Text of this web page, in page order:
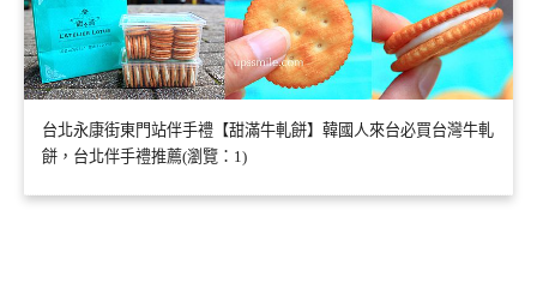
台北永康街東門站伴手禮【甜滿牛軋餅】韓國人來台必買台灣牛軋
餅，台北伴手禮推薦(瀏覽：1)